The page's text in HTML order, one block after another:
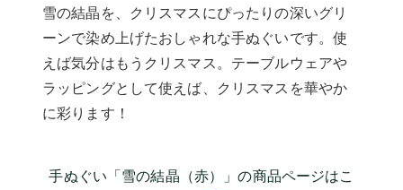
雪の結晶を、クリスマスにぴったりの深いグリ
ーンで染め上げたおしゃれな手ぬぐいです。使
えば気分はもうクリスマス。テーブルウェアや
ラッピングとして使えば、クリスマスを華やか
に彩ります！
手ぬぐい「雪の結晶（赤）」の商品ページはこ